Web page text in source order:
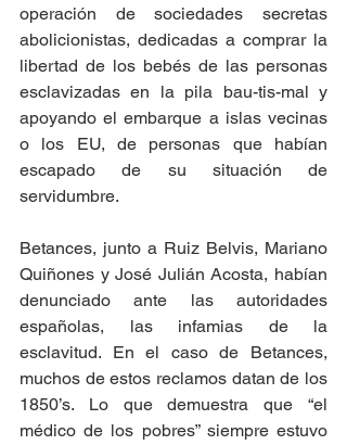
operación de sociedades secretas
abolicionistas, dedicadas a comprar la
libertad de los bebés de las personas
esclavizadas en la pila bau-tis-mal y
apoyando el embarque a islas vecinas
o los EU, de personas que habían
escapado de su situación de
servidumbre.
Betances, junto a Ruiz Belvis, Mariano
Quiñones y José Julián Acosta, habían
denunciado ante las autoridades
españolas, las infamias de la
esclavitud. En el caso de Betances,
muchos de estos reclamos datan de los
1850’s. Lo que demuestra que “el
médico de los pobres” siempre estuvo